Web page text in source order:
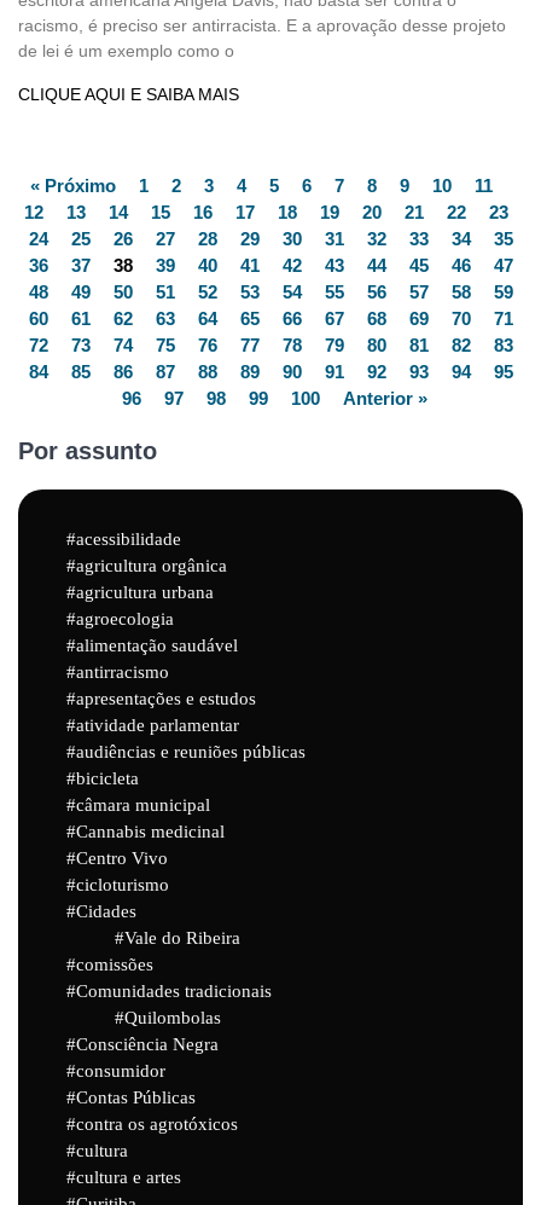
racismo, é preciso ser antirracista. E a aprovação desse projeto
de lei é um exemplo como o
CLIQUE AQUI E SAIBA MAIS
« Próximo 1 2 3 4 5 6 7 8 9 10
11
12
13 14 15 16 17 18 19 20 21 22
23
24
25 26 27 28 29 30 31 32 33 34
35
36
37 38 39 40 41 42 43 44 45 46
47
48
49 50 51 52 53 54 55 56 57 58
59
60
61 62 63 64 65 66 67 68 69 70
71
72
73 74 75 76 77 78 79 80 81 82
83
84
85 86 87 88 89 90 91 92 93 94
95
96
97 98 99 100 Anterior »
Por assunto
acessibilidade
agricultura orgânica
agricultura urbana
agroecologia
alimentação saudável
antirracismo
apresentações e estudos
atividade parlamentar
audiências e reuniões públicas
bicicleta
câmara municipal
Cannabis medicinal
Centro Vivo
cicloturismo
Cidades
Vale do Ribeira
comissões
Comunidades tradicionais
Quilombolas
Consciência Negra
consumidor
Contas Públicas
contra os agrotóxicos
cultura
cultura e artes